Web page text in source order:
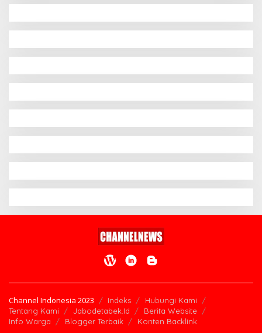
Channel Indonesia 2023 Indeks
Hubungi Kami
Tentang Kami
Jabodetabek.Id
Berita Website
Info Warga
Blogger Terbaik Konten Backlink